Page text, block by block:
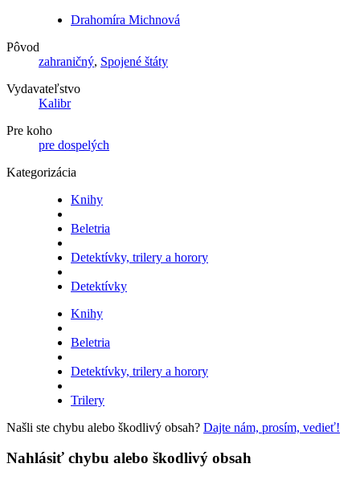
Drahomíra Michnová
Pôvod
zahraničný, Spojené štáty
Vydavateľstvo
Kalibr
Pre koho
pre dospelých
Kategorizácia
Knihy
Beletria
Detektívky, trilery a horory
Detektívky
Knihy
Beletria
Detektívky, trilery a horory
Trilery
Našli ste chybu alebo škodlivý obsah? Dajte nám, prosím, vedieť!
Nahlásiť chybu alebo škodlivý obsah